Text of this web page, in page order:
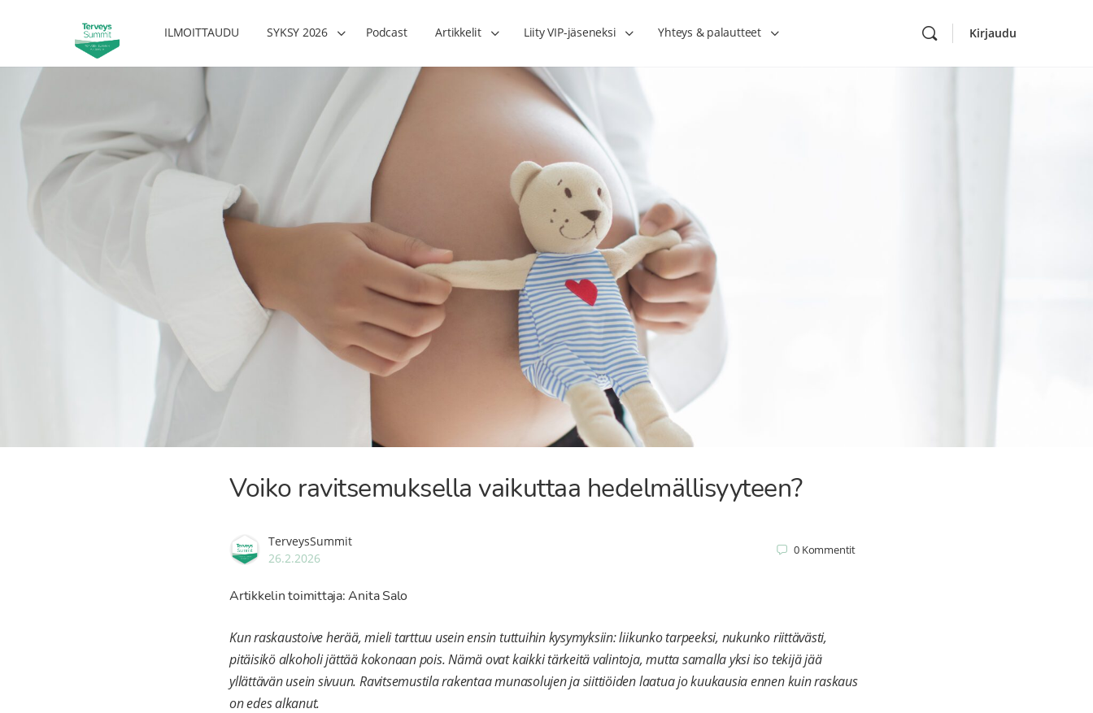
ILMOITTAUDU SYKSY 2026 Podcast Artikkelit Liity VIP-jäseneksi Yhteys & palautteet Kirjaudu
Voiko ravitsemuksella vaikuttaa hedelmällisyyteen?
TerveysSummit
26.2.2026
0 Kommentit
Artikkelin toimittaja: Anita Salo
Kun raskaustoive herää, mieli tarttuu usein ensin tuttuihin kysymyksiin: liikunko tarpeeksi, nukunko riittävästi,
pitäisikö alkoholi jättää kokonaan pois. Nämä ovat kaikki tärkeitä valintoja, mutta samalla yksi iso tekijä jää
yllättävän usein sivuun. Ravitsemustila rakentaa munasolujen ja siittiöiden laatua jo kuukausia ennen kuin raskaus
on edes alkanut.